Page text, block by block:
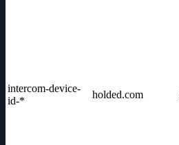
intercom-device-
id-*
holded.com